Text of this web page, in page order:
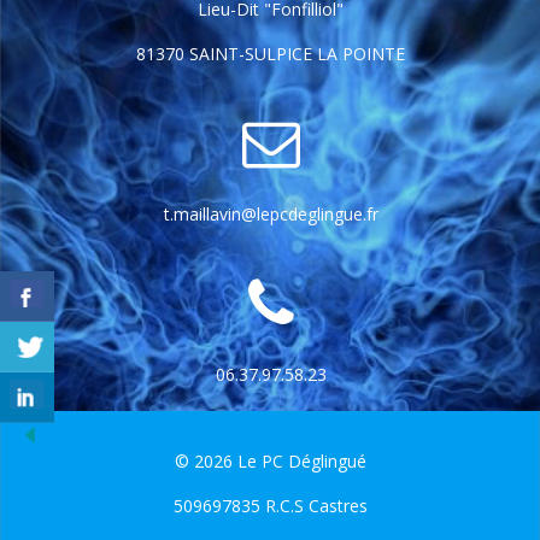
Lieu-Dit "Fonfilliol"
81370 SAINT-SULPICE LA POINTE
t.maillavin@lepcdeglingue.fr
06.37.97.58.23
© 2026 Le PC Déglingué
509697835 R.C.S Castres